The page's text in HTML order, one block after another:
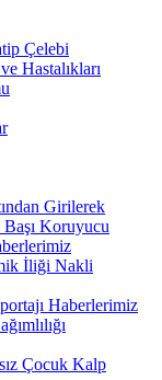
Çelebi
Hastalıkları
Girilerek
Koruyucu
İliği Nakli
Haberlerimiz
Çocuk Kalp